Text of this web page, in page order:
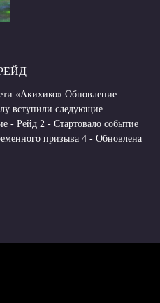
«Акихико» Обновление
вступили следующие
- Рейд 2 - Стартовало событие
призыва 4 - Обновлена